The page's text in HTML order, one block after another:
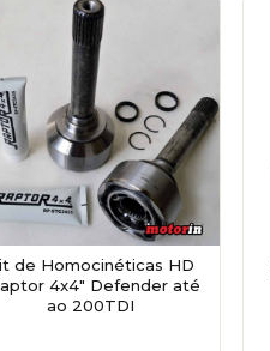
de Homocinéticas HD
4x4" Defender até
ao 200TDI